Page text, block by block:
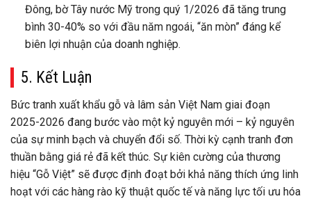
Đông, bờ Tây nước Mỹ trong quý 1/2026 đã tăng trung
bình 30-40% so với đầu năm ngoái, “ăn mòn” đáng kể
biên lợi nhuận của doanh nghiệp.
5. Kết Luận
Bức tranh xuất khẩu gỗ và lâm sản Việt Nam giai đoạn
2025-2026 đang bước vào một kỷ nguyên mới – kỷ nguyên
của sự minh bạch và chuyển đổi số. Thời kỳ cạnh tranh đơn
thuần bằng giá rẻ đã kết thúc. Sự kiên cường của thương
hiệu “Gỗ Việt” sẽ được định đoạt bởi khả năng thích ứng linh
hoạt với các hàng rào kỹ thuật quốc tế và năng lực tối ưu hóa